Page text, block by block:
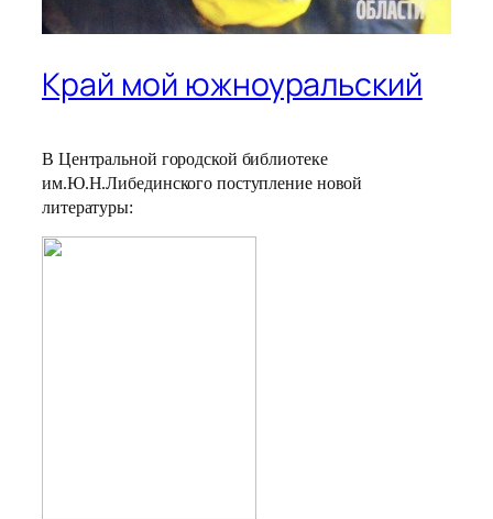
Край мой южноуральский
В Центральной городской библиотеке
им.Ю.Н.Либединского поступление новой
литературы: